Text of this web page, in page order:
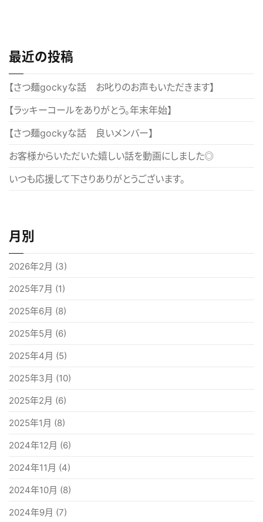
ゲ
ー
ン
最近の投稿
【さつ麺gockyな話 お叱りのお声もいただきます】
【ラッキーコールをありがとう。年末年始】
【さつ麺gockyな話 良いメンバー】
お客様からいただいた嬉しい話を動画にしました◎
いつも応援して下さりありがとうございます。
月別
2026年2月 (3)
2025年7月 (1)
2025年6月 (8)
2025年5月 (6)
2025年4月 (5)
2025年3月 (10)
2025年2月 (6)
2025年1月 (8)
2024年12月 (6)
2024年11月 (4)
2024年10月 (8)
2024年9月 (7)